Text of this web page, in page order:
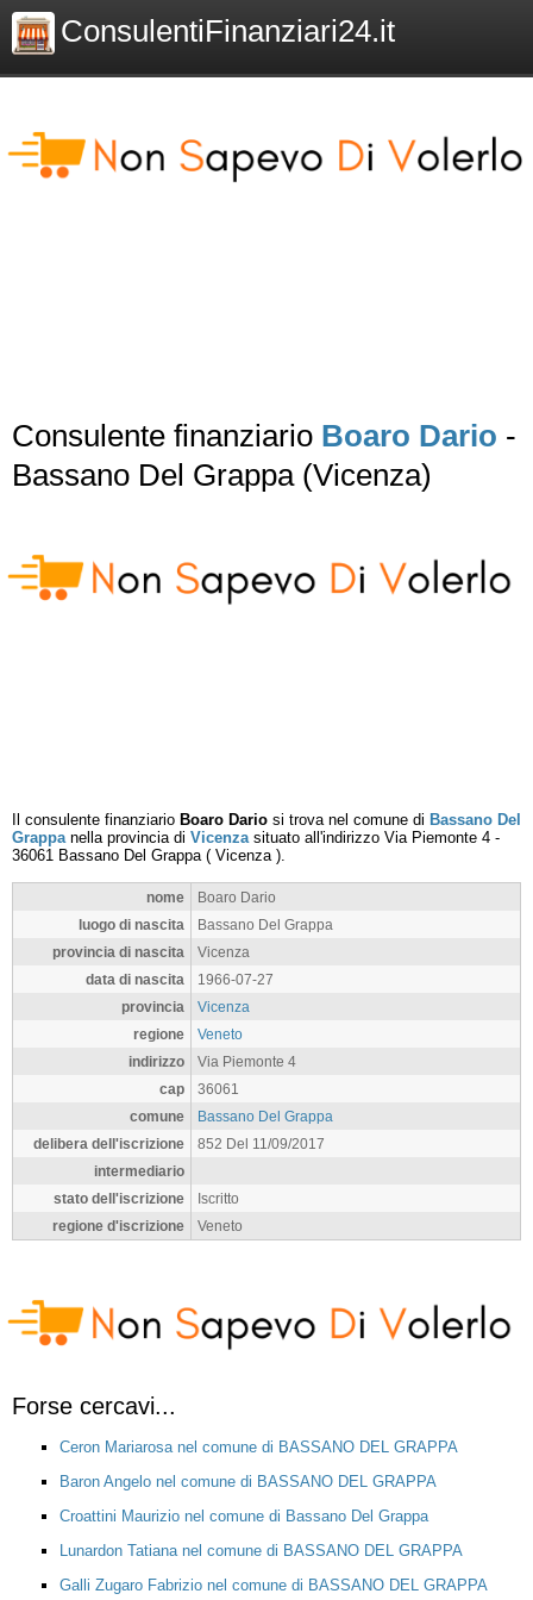
ConsulentiFinanziari24.it
Consulente finanziario Boaro Dario -
Bassano Del Grappa (Vicenza)
Il consulente finanziario Boaro Dario si trova nel comune di Bassano Del
Grappanella provincia di Vicenzasituato all'indirizzo Via Piemonte 4 -
36061 Bassano Del Grappa( Vicenza).
nome
Boaro Dario
luogo di nascita
Bassano Del Grappa
provincia di nascita
Vicenza
data di nascita
1966-07-27
provincia
Vicenza
regione
Veneto
indirizzo
Via Piemonte 4
cap
36061
comune
Bassano Del Grappa
delibera dell'iscrizione
852 Del 11/09/2017
intermediario
stato dell'iscrizione
Iscritto
regione d'iscrizione
Veneto
Forse cercavi...
Ceron Mariarosa nel comune di BASSANO DEL GRAPPA
Baron Angelo nel comune di BASSANO DEL GRAPPA
Croattini Maurizio nel comune di Bassano Del Grappa
Lunardon Tatiana nel comune di BASSANO DEL GRAPPA
Galli Zugaro Fabrizio nel comune di BASSANO DEL GRAPPA